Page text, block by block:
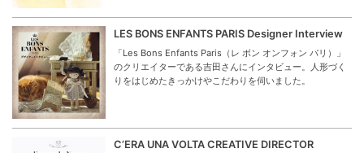
LES BONS ENFANTS PARIS Designer Interview
「Les Bons Enfants Paris（レ ボン オンフォン パリ）」
のクリエイターである吉田さんにインタビュー。人形づく
りをはじめたきっかけやこだわりを伺いました。
C’ERA UNA VOLTA CREATIVE DIRECTOR